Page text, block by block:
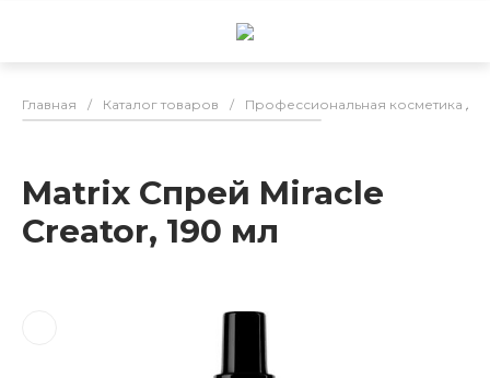
Главная / Каталог товаров / Профессиональная косметика
Matrix Спрей Miracle
Creator, 190 мл